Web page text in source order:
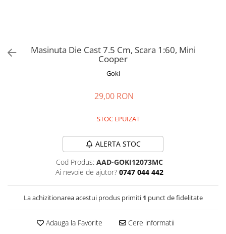
Jucarii electronice
Masinuta Die Cast 7.5 Cm, Scara 1:60, Mini
Cooper
Goki
29,00 RON
STOC EPUIZAT
ALERTA STOC
Cod Produs: AAD-GOKI12073MC
Ai nevoie de ajutor? 0747 044 442
La achizitionarea acestui produs primiti 1 punct de fidelitate
Adauga la Favorite Cere informatii